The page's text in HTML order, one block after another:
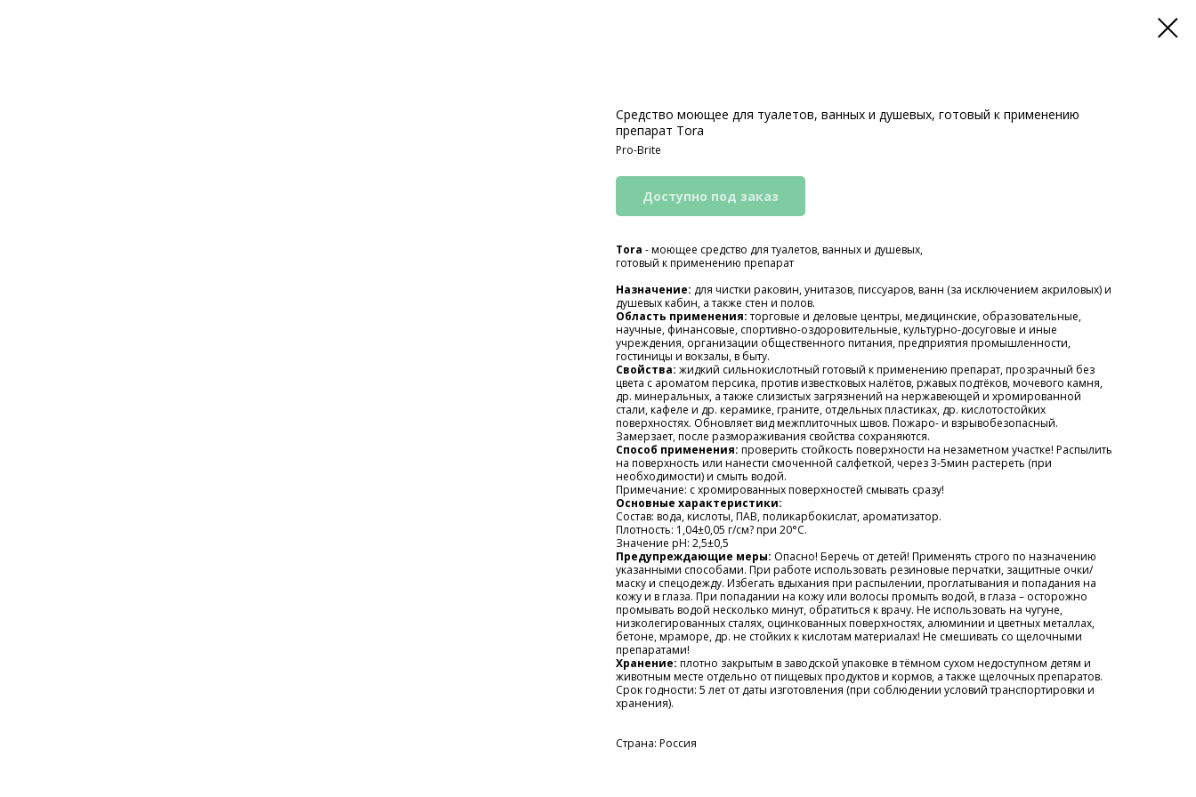
Средство моющее для туалетов, ванных и душевых, готовый к применению
препарат Tora
Pro-Brite
Tora - моющее средство для туалетов, ванных и душевых,
готовый к применению препарат
Назначение: для чистки раковин, унитазов, писсуаров, ванн (за исключением акриловых) и
душевых кабин, а также стен и полов.
Область применения:торговые и деловые центры, медицинские, образовательные,
научные, финансовые, спортивно-оздоровительные, культурно-досуговые и иные
учреждения, организации общественного питания, предприятия промышленности,
гостиницы и вокзалы, в быту.
Свойства: жидкий сильнокислотный готовый к применению препарат, прозрачный без
цвета с ароматом персика, против известковых налётов, ржавых подтёков, мочевого камня,
др. минеральных, а также слизистых загрязнений на нержавеющей и хромированной
стали, кафеле и др. керамике, граните, отдельных пластиках, др. кислотостойких
поверхностях. Обновляет вид межплиточных швов. Пожаро- и взрывобезопасный.
Замерзает, после размораживания свойства сохраняются.
Способ применения: проверить стойкость поверхности на незаметном участке! Распылить
на поверхность или нанести смоченной салфеткой, через 3-5мин растереть (при
необходимости) и смыть водой.
Примечание: с хромированных поверхностей смывать сразу!
Основные характеристики:
Состав: вода, кислоты, ПАВ, поликарбокислат, ароматизатор.
Плотность: 1,04±0,05 г/см? при 20°С.
Значение pH: 2,5±0,5
Предупреждающие меры: Опасно! Беречь от детей! Применять строго по назначению
указанными способами. При работе использовать резиновые перчатки, защитные очки/
маску и спецодежду. Избегать вдыхания при распылении, проглатывания и попадания на
кожу и в глаза. При попадании на кожу или волосы промыть водой, в глаза – осторожно
промывать водой несколько минут, обратиться к врачу. Не использовать на чугуне,
низколегированных сталях, оцинкованных поверхностях, алюминии и цветных металлах,
бетоне, мраморе, др. не стойких к кислотам материалах! Не смешивать со щелочными
препаратами!
Хранение: плотно закрытым в заводской упаковке в тёмном сухом недоступном детям и
животным месте отдельно от пищевых продуктов и кормов, а также щелочных препаратов.
Срок годности: 5 лет от даты изготовления (при соблюдении условий транспортировки и
хранения).
Страна: Россия